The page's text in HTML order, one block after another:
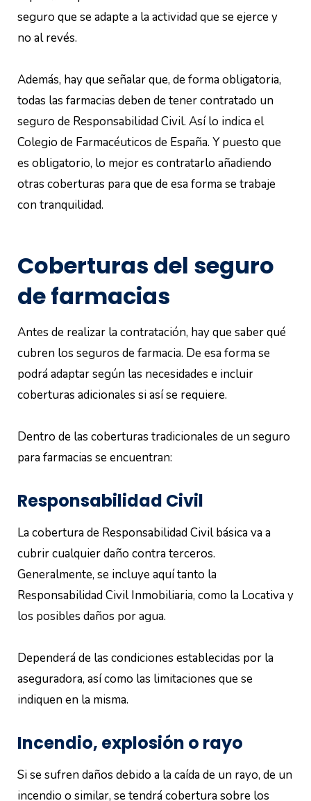
seguro que se adapte a la actividad que se ejerce y
no al revés.
Además, hay que señalar que, de forma obligatoria,
todas las farmacias deben de tener contratado un
seguro de Responsabilidad Civil. Así lo indica el
Colegio de Farmacéuticos de España. Y puesto que
es obligatorio, lo mejor es contratarlo añadiendo
otras coberturas para que de esa forma se trabaje
con tranquilidad.
Coberturas del seguro
de farmacias
Antes de realizar la contratación, hay que saber qué
cubren los seguros de farmacia. De esa forma se
podrá adaptar según las necesidades e incluir
coberturas adicionales si así se requiere.
Dentro de las coberturas tradicionales de un seguro
para farmacias se encuentran:
Responsabilidad Civil
La cobertura de Responsabilidad Civil básica va a
cubrir cualquier daño contra terceros.
Generalmente, se incluye aquí tanto la
Responsabilidad Civil Inmobiliaria, como la Locativa y
los posibles daños por agua.
Dependerá de las condiciones establecidas por la
aseguradora, así como las limitaciones que se
indiquen en la misma.
Incendio, explosión o rayo
Si se sufren daños debido a la caída de un rayo, de un
incendio o similar, se tendrá cobertura sobre los